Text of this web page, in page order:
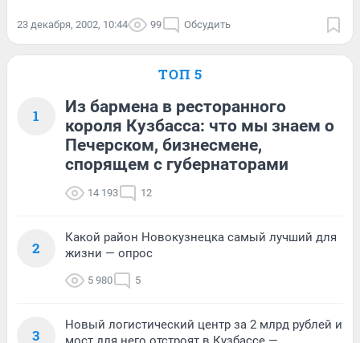
23 декабря, 2002, 10:44 99 Обсудить
ТОП 5
1
Из бармена в ресторанного
короля Кузбасса: что мы знаем о
Печерском, бизнесмене,
спорящем с губернаторами
14 193 12
2
Какой район Новокузнецка самый лучший для
жизни — опрос
5 980 5
3
Новый логистический центр за 2 млрд рублей и